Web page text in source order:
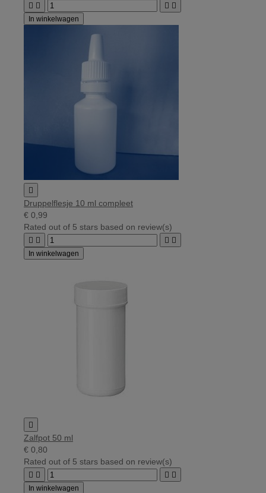
   
In winkelwagen

Druppelflesje 10 ml compleet
€ 0,99
Rated out of 5 stars based on review(s)
   
In winkelwagen

Zalfpot 50 ml
€ 0,80
Rated out of 5 stars based on review(s)
   
In winkelwagen